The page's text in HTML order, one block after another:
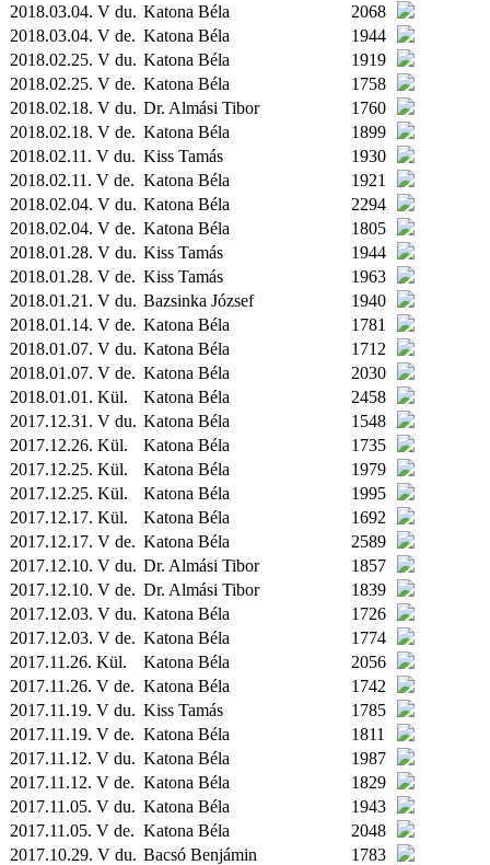
2018.03.04. V du. Katona Béla
2068
2018.03.04. V de. Katona Béla
1944
2018.02.25. V du. Katona Béla
1919
2018.02.25. V de. Katona Béla
1758
2018.02.18. V du. Dr. Almási Tibor
1760
2018.02.18. V de. Katona Béla
1899
2018.02.11. V du. Kiss Tamás
1930
2018.02.11. V de. Katona Béla
1921
2018.02.04. V du. Katona Béla
2294
2018.02.04. V de. Katona Béla
1805
2018.01.28. V du. Kiss Tamás
1944
2018.01.28. V de. Kiss Tamás
1963
2018.01.21. V du. Bazsinka József
1940
2018.01.14. V de. Katona Béla
1781
2018.01.07. V du. Katona Béla
1712
2018.01.07. V de. Katona Béla
2030
2018.01.01. Kül. Katona Béla
2458
2017.12.31. V du. Katona Béla
1548
2017.12.26. Kül. Katona Béla
1735
2017.12.25. Kül. Katona Béla
1979
2017.12.25. Kül. Katona Béla
1995
2017.12.17. Kül. Katona Béla
1692
2017.12.17. V de. Katona Béla
2589
2017.12.10. V du. Dr. Almási Tibor
1857
2017.12.10. V de. Dr. Almási Tibor
1839
2017.12.03. V du. Katona Béla
1726
2017.12.03. V de. Katona Béla
1774
2017.11.26. Kül. Katona Béla
2056
2017.11.26. V de. Katona Béla
1742
2017.11.19. V du. Kiss Tamás
1785
2017.11.19. V de. Katona Béla
1811
2017.11.12. V du. Katona Béla
1987
2017.11.12. V de. Katona Béla
1829
2017.11.05. V du. Katona Béla
1943
2017.11.05. V de. Katona Béla
2048
2017.10.29. V du. Bacsó Benjámin
1783